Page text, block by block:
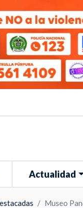
Actualidad
Museo